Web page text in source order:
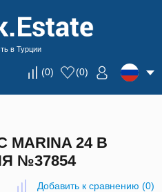
в Турции
(0) (0)
24 В
№37854
Добавить к сравнению (0)